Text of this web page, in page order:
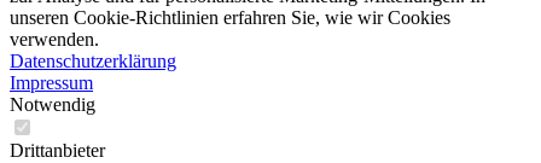
unseren Cookie-Richtlinien erfahren Sie, wie wir Cookies
verwenden.
Datenschutzerklärung
Impressum
Notwendig
Drittanbieter